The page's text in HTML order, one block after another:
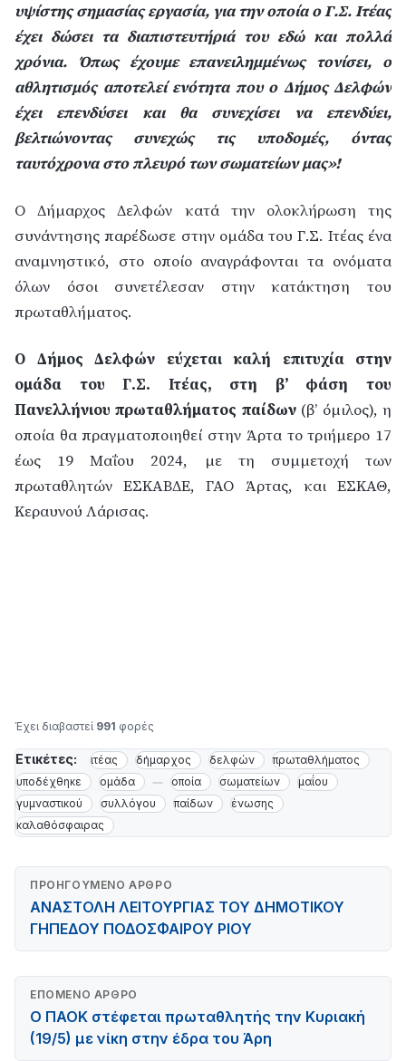
υψίστης σημασίας εργασία, για την οποία ο Γ.Σ. Ιτέας
έχει δώσει τα διαπιστευτήριά του εδώ και πολλά
χρόνια. Όπως έχουμε επανειλημμένως τονίσει, ο
αθλητισμός αποτελεί ενότητα που ο Δήμος Δελφών
έχει επενδύσει και θα συνεχίσει να επενδύει,
βελτιώνοντας συνεχώς τις υποδομές, όντας
ταυτόχρονα στο πλευρό των σωματείων μας»!
Ο Δήμαρχος Δελφών κατά την ολοκλήρωση της
συνάντησης παρέδωσε στην ομάδα του Γ.Σ. Ιτέας ένα
αναμνηστικό, στο οποίο αναγράφονται τα ονόματα
όλων όσοι συνετέλεσαν στην κατάκτηση του
πρωταθλήματος.
Ο Δήμος Δελφών εύχεται καλή επιτυχία στην
ομάδα του Γ.Σ. Ιτέας, στη β’ φάση του
Πανελλήνιου πρωταθλήματος παίδων(β’ όμιλος), η
οποία θα πραγματοποιηθεί στην Άρτα το τριήμερο 17
έως 19 Μαΐου 2024, με τη συμμετοχή των
πρωταθλητών ΕΣΚΑΒΔΕ, ΓΑΟ Άρτας, και ΕΣΚΑΘ,
Κεραυνού Λάρισας.
Έχει διαβαστεί 991 φορές
Ετικέτες: ιτέας δήμαρχος δελφών
πρωταθλήματος
υποδέχθηκε
ομάδα οποία σωματείων
μαΐου
γυμναστικού
συλλόγου παίδων
ένωσης
καλαθόσφαιρας
ΠΡΟΗΓΟΎΜΕΝΟ ΆΡΘΡΟ
ΑΝΑΣΤΟΛΗ ΛΕΙΤΟΥΡΓΙΑΣ ΤΟΥ ΔΗΜΟΤΙΚΟΥ
ΓΗΠΕΔΟΥ ΠΟΔΟΣΦΑΙΡΟΥ ΡΙΟΥ
ΕΠΌΜΕΝΟ ΆΡΘΡΟ
Ο ΠΑΟΚ στέφεται πρωταθλητής την Κυριακή
(19/5) με νίκη στην έδρα του Άρη